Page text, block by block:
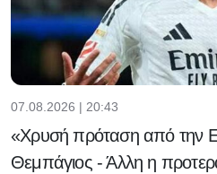
07.08.2026 | 20:43
«Χρυσή πρόταση από την
Θεμπάγιος - Άλλη η